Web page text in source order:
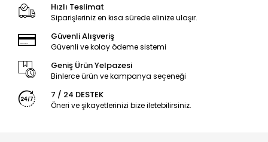
Hızlı Teslimat
Siparişleriniz en kısa sürede elinize ulaşır.
Güvenli Alışveriş
Güvenli ve kolay ödeme sistemi
Geniş Ürün Yelpazesi
Binlerce ürün ve kampanya seçeneği
7 / 24 DESTEK
Öneri ve şikayetlerinizi bize iletebilirsiniz.